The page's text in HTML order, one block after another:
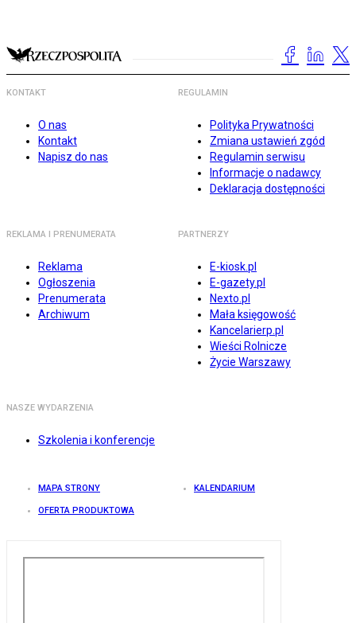
KONTAKT
O nas
Kontakt
Napisz do nas
REGULAMIN
Polityka Prywatności
Zmiana ustawień zgód
Regulamin serwisu
Informacje o nadawcy
Deklaracja dostępności
REKLAMA I PRENUMERATA
Reklama
Ogłoszenia
Prenumerata
Archiwum
PARTNERZY
E-kiosk.pl
E-gazety.pl
Nexto.pl
Mała księgowość
Kancelarierp.pl
Wieści Rolnicze
Życie Warszawy
NASZE WYDARZENIA
Szkolenia i konferencje
MAPA STRONY KALENDARIUM
OFERTA PRODUKTOWA